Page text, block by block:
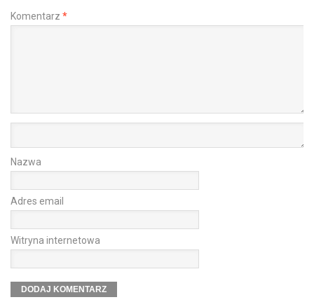
Komentarz *
Nazwa
Adres email
Witryna internetowa